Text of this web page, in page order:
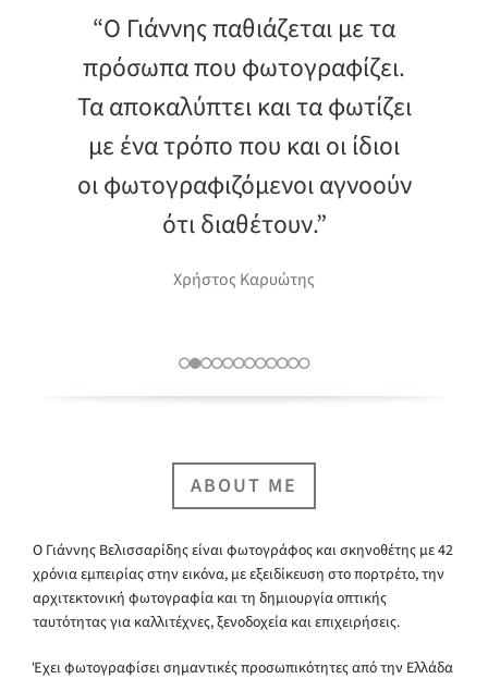
“Ο Γιάννης παθιάζεται με τα
πρόσωπα που φωτογραφίζει.
Τα αποκαλύπτει και τα φωτίζει
με ένα τρόπο που και οι ίδιοι
οι φωτογραφιζόμενοι αγνοούν
ότι διαθέτουν.”
Χρήστος Καρυώτης
ABOUT ME
Ο Γιάννης Βελισσαρίδης είναι φωτογράφος και σκηνοθέτης με 42
χρόνια εμπειρίας στην εικόνα, με εξειδίκευση στο πορτρέτο, την
αρχιτεκτονική φωτογραφία και τη δημιουργία οπτικής
ταυτότητας για καλλιτέχνες, ξενοδοχεία και επιχειρήσεις.
Έχει φωτογραφίσει σημαντικές προσωπικότητες από την Ελλάδα